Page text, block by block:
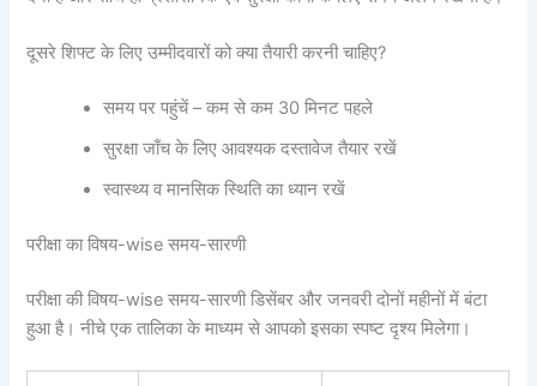
दूसरे शिफ्ट के लिए उम्मीदवारों को क्या तैयारी करनी चाहिए?
समय पर पहुंचें – कम से कम 30 मिनट पहले
सुरक्षा जाँच के लिए आवश्यक दस्तावेज तैयार रखें
स्वास्थ्य व मानसिक स्थिति का ध्यान रखें
परीक्षा का विषय-wise समय-सारणी
परीक्षा की विषय-wise समय-सारणी डिसेंबर और जनवरी दोनों महीनों में बंटा
हुआ है। नीचे एक तालिका के माध्यम से आपको इसका स्पष्ट दृश्य मिलेगा।